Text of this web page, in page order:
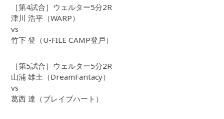
［第4試合］ウェルター5分2R
津川 浩平（WARP）
vs
竹下 登（U-FILE CAMP登戸）
［第5試合］ウェルター5分2R
山浦 雄土（DreamFantacy）
vs
葛西 達（ブレイブハート）